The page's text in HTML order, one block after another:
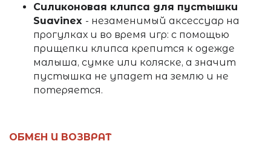
Силиконовая клипса для пустышки
Suavinex - незаменимый аксессуар на
прогулках и во время игр: с помощью
прищепки клипса крепится к одежде
малыша, сумке или коляске, а значит
пустышка не упадет на землю и не
потеряется.
ОБМЕН И ВОЗВРАТ